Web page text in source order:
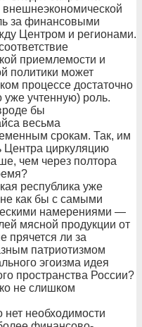
внешнеэкономической
за финансовыми
Центром и регионами.
приемлемости и
политики может
процессе достаточно
учтенную) роль.
бы
весьма
срокам. Так, им
Центра циркуляцию
чем через полтора
республика уже
как бы с самыми
намерениями —
мясной продукции от
прячется ли за
патриотизмом
эгоизма идея
пространства России?
не слишком
нет необходимости